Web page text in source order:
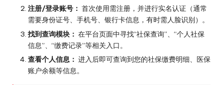
注册/登录账号： 首次使用需注册，并进行实名认证（通常
需要身份证号、手机号、银行卡信息，有时需人脸识别）。
找到查询模块： 在平台页面中寻找“社保查询”、“个人社保
信息”、“缴费记录”等相关入口。
查看个人信息： 进入后即可查询到您的社保缴费明细、医保
账户余额等信息。